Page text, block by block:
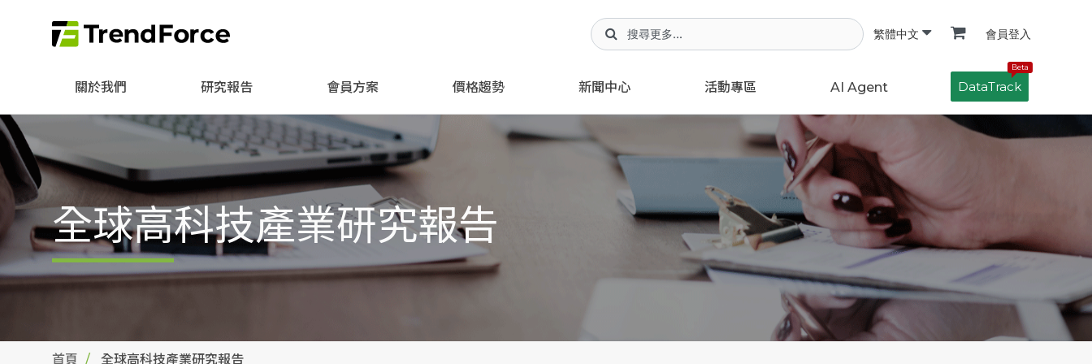
繁體中文 會員登入
關於我們 研究報告 會員方案 價格趨勢 新聞中心 活動專區 AI Agent
Beta
DataTrack
全球高科技產業研究報告
首頁 全球高科技產業研究報告